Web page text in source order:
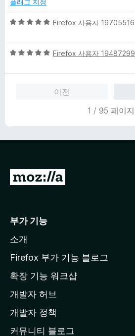
플래그 지정
5
점
Firefox 사용자 19705516
5
Firefox 사용자 19487299
이전
1 / 95 페이지
M
l
a
페
이
지
부가 기능
소개
Firefox 부가 기능 블로그
확장 기능 워크샵
개발자 허브
개발자 정책
커뮤니티 블로그